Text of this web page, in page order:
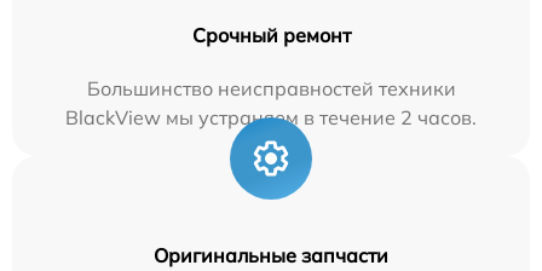
Срочный ремонт
Большинство неисправностей техники
BlackView мы устраняем в течение 2 часов.
Оригинальные запчасти